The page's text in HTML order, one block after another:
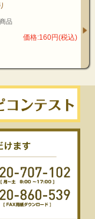
品
価格:160円(税込)